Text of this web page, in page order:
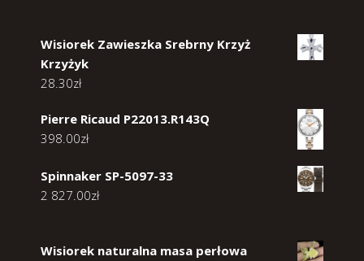
Wisiorek Zawieszka Srebrny Krzyż
Krzyżyk
28.30zł
Pierre Ricaud P22013.R143Q
398.00zł
Spinnaker SP-5097-33
2 827.00zł
Wisiorek naturalna masa perłowa